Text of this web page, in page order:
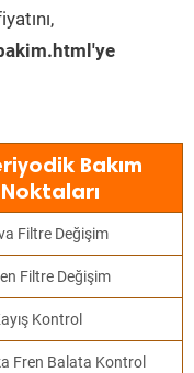
Bakım
Filtre Değişim
Filtre Değişim
Kontrol
Fren Balata Kontrol